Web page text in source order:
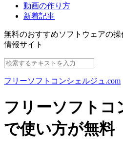
動画の作り方
新着記事
無料のおすすめソフトウェアの操
情報サイト
フリーソフトコンシェルジュ.com
フリーソフトコ
で使い方が無料